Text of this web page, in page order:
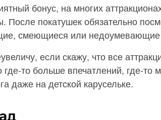
бонус, на многих
После покатушек обязательно
смеющиеся или
если скажу, что все
где-то больше впечатлений, где-то
даже на детской карусельке.